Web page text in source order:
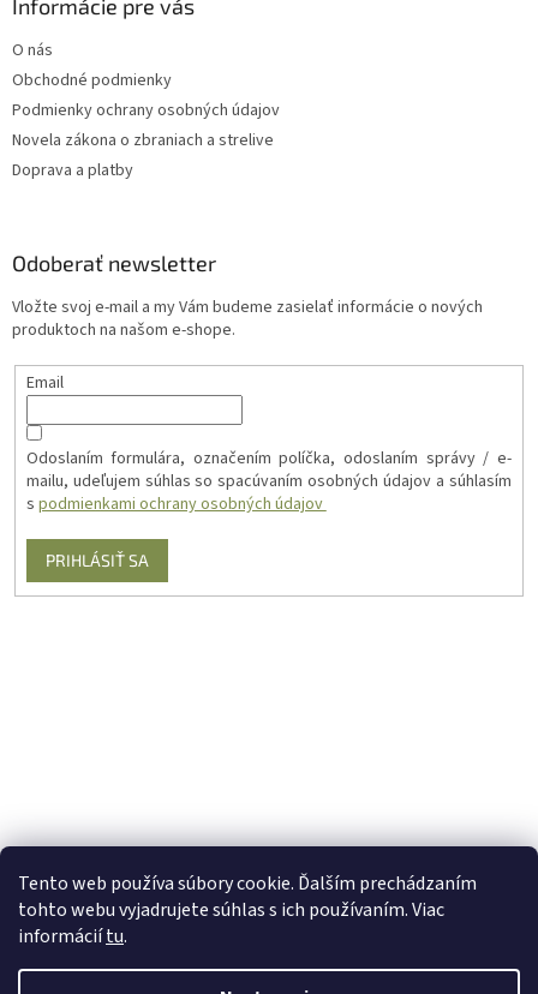
Tento web používa súbory cookie. Ďalším prechádzaním
tohto webu vyjadrujete súhlas s ich používaním. Viac
informáciítu.
Informácie pre vás
O nás
Obchodné podmienky
Podmienky ochrany osobných údajov
Novela zákona o zbraniach a strelive
Doprava a platby
Odoberať newsletter
Vložte svoj e-mail a my Vám budeme zasielať informácie o nových
produktoch na našom e-shope.
Email
Odoslaním formulára, označením políčka, odoslaním správy / e-
mailu, udeľujem súhlas so spacúvaním osobných údajov a súhlasím
s podmienkami ochrany osobných údajov
PRIHLÁSIŤ SA